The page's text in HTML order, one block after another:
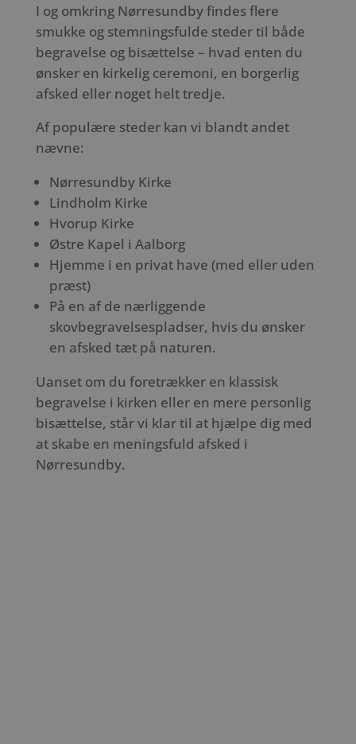
I og omkring Nørresundby findes flere
smukke og stemningsfulde steder til både
begravelse og bisættelse – hvad enten du
ønsker en kirkelig ceremoni, en borgerlig
afsked eller noget helt tredje.
Af populære steder kan vi blandt andet
nævne:
Nørresundby Kirke
Lindholm Kirke
Hvorup Kirke
Østre Kapel i Aalborg
Hjemme i en privat have (med eller uden
præst)
På en af de nærliggende
skovbegravelsespladser, hvis du ønsker
en afsked tæt på naturen.
Uanset om du foretrækker en klassisk
begravelse i kirken eller en mere personlig
bisættelse, står vi klar til at hjælpe dig med
at skabe en meningsfuld afsked i
Nørresundby.